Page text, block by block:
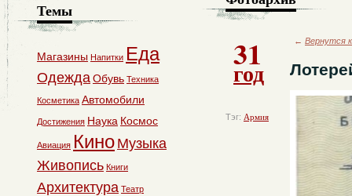
31
год
Тэг: Армия
← Вернутся
Темы
Магазины Напитки Еда
ОдеждаОбувь Техника
Косметика Автомобили
Достижения Наука Космос
Авиация Кино Музыка
Живопись Книги
Архитектура Театр